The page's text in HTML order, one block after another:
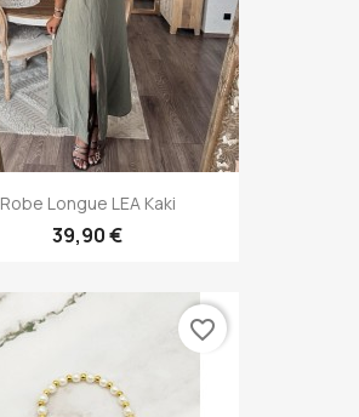
Robe Longue LEA Kaki
39,90 €
favorite_border